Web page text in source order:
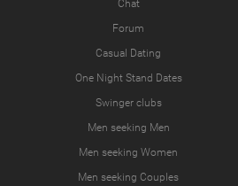
Chat
Forum
Casual Dating
One Night Stand Dates
Swinger clubs
Men seeking Men
Men seeking Women
Men seeking Couples